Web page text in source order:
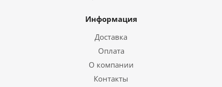
Информация
Доставка
Оплата
О компании
Контакты